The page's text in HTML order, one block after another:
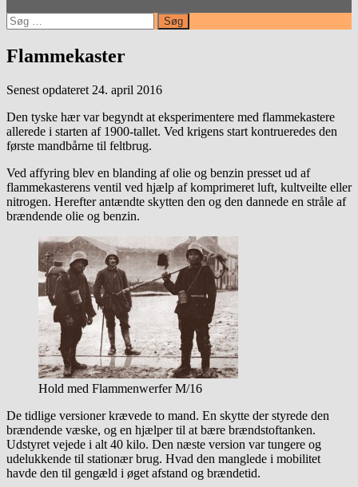
Søg
efter:
Flammekaster
Senest opdateret 24. april 2016
Den tyske hær var begyndt at eksperimentere med flammekastere
allerede i starten af 1900-tallet. Ved krigens start kontrueredes den
første mandbårne til feltbrug.
Ved affyring blev en blanding af olie og benzin presset ud af
flammekasterens ventil ved hjælp af komprimeret luft, kultveilte eller
nitrogen. Herefter antændte skytten den og den dannede en stråle af
brændende olie og benzin.
Hold med Flammenwerfer M/16
De tidlige versioner krævede to mand. En skytte der styrede den
brændende væske, og en hjælper til at bære brændstoftanken.
Udstyret vejede i alt 40 kilo. Den næste version var tungere og
udelukkende til stationær brug. Hvad den manglede i mobilitet
havde den til gengæld i øget afstand og brændetid.